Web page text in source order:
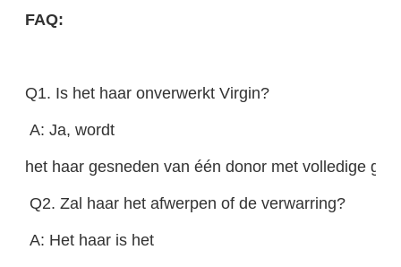
FAQ:
Q1. Is het haar onverwerkt Virgin?
A: Ja, wordt
het haar gesneden van één donor met volledige
Q2. Zal haar het afwerpen of de verwarring?
A: Het haar is het